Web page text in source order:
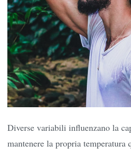
Diverse variabili influenzano la
mantenere la propria temperatura